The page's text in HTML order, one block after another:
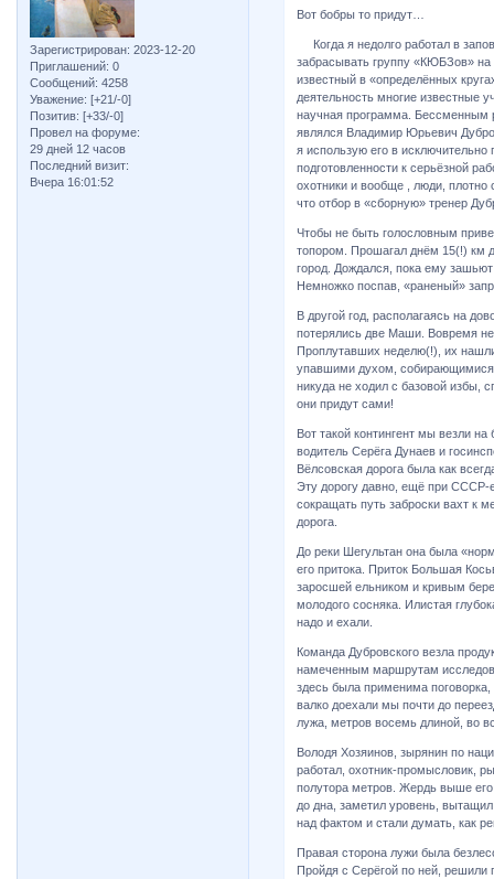
Зарегистрирован: 2023-12-20
Приглашений: 0
Сообщений: 4258
Уважение: [+21/-0]
Позитив: [+33/-0]
Провел на форуме:
29 дней 12 часов
Последний визит:
Вчера 16:01:52
Вот бобры то придут…
Когда я недолго работал в
забрасывать группу «КЮБЗов»
известный в «определённых
деятельность многие известные
научная программа. Бессменным
являлся Владимир Юрьевич
я использую его в
подготовленности к серьёзной
охотники и вообще , люди, плотно
что отбор в «сборную» тренер
Чтобы не быть голословным
топором. Прошагал днём 15(!) км
город. Дождался, пока ему
Немножко поспав, «раненый»
В другой год, располагаясь на
потерялись две Маши. Вовремя
Проплутавших неделю(!), их
упавшими духом, собирающимися
никуда не ходил с базовой избы,
они придут сами!
Вот такой контингент мы везли
водитель Серёга Дунаев и
Вёлсовская дорога была как
Эту дорогу давно, ещё при СССР-
сокращать путь заброски вахт к
дорога.
До реки Шегультан она была
его притока. Приток Большая
заросшей ельником и кривым
молодого сосняка. Илистая
надо и ехали.
Команда Дубровского везла
намеченным маршрутам
здесь была применима
валко доехали мы почти до
лужа, метров восемь длиной, во
Володя Хозяинов, зырянин по
работал, охотник-промысловик,
полутора метров. Жердь выше
до дна, заметил уровень,
над фактом и стали думать, как
Правая сторона лужи была
Пройдя с Серёгой по ней, решили